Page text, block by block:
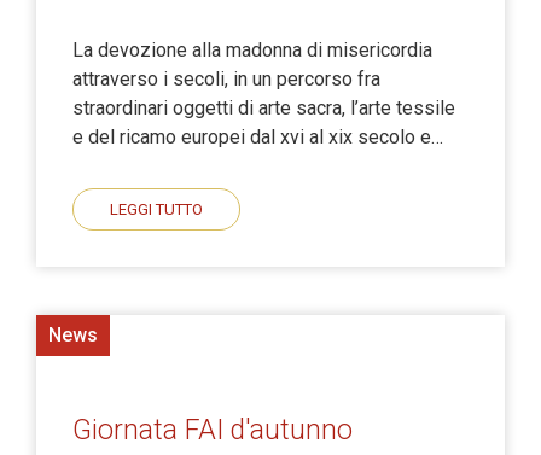
La devozione alla madonna di misericordia
attraverso i secoli, in un percorso fra
straordinari oggetti di arte sacra, l’arte tessile
e del ricamo europei dal xvi al xix secolo e…
LEGGI TUTTO
News
Giornata FAI d'autunno